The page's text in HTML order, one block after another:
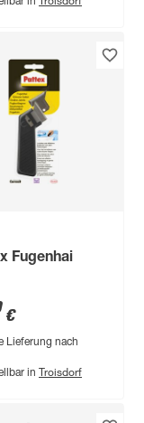
Fugenhai
€
Lieferung nach
in Troisdorf